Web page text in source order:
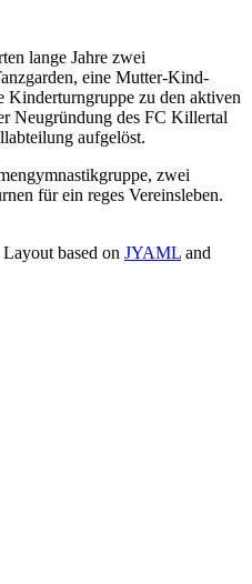
lange Jahre zwei
eine Mutter-Kind-
Kinderturngruppe zu den aktiven
Neugründung des FC Killertal
aufgelöst.
zwei
für ein reges Vereinsleben.
Layout based on JYAML and